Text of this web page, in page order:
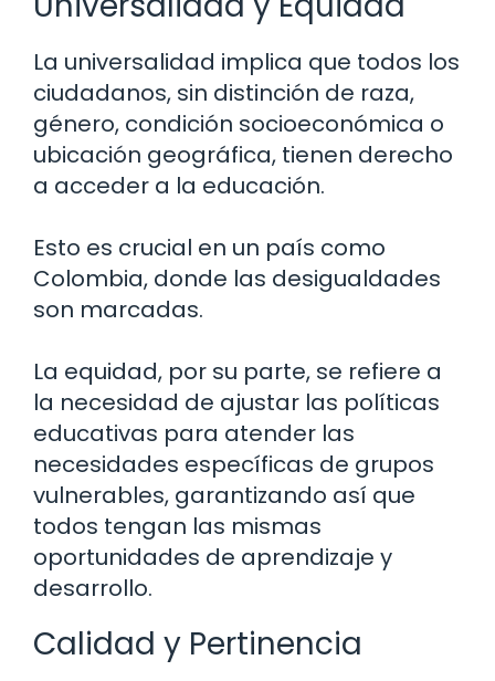
La universalidad implica que todos los
ciudadanos, sin distinción de raza,
género, condición socioeconómica o
ubicación geográfica, tienen derecho
a acceder a la educación.
Esto es crucial en un país como
Colombia, donde las desigualdades
son marcadas.
La equidad, por su parte, se refiere a
la necesidad de ajustar las políticas
educativas para atender las
necesidades específicas de grupos
vulnerables, garantizando así que
todos tengan las mismas
oportunidades de aprendizaje y
desarrollo.
Calidad y Pertinencia